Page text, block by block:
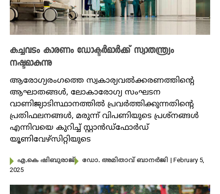
കച്ചവടം കാരണം ഡോക്ടർമാർക്ക് സ്വാതന്ത്ര്യം
നഷ്ടമാകുന്നു
ആരോ​ഗ്യരം​ഗത്തെ സ്വകാര്യവൽക്കരണത്തിന്റെ
ആഘാതങ്ങൾ, ലോകാരോ​ഗ്യ സംഘടന
വാണിജ്യാടിസ്ഥാനത്തിൽ പ്രവർത്തിക്കുന്നതിന്റെ
പ്രതിഫലനങ്ങൾ, മരുന്ന് വിപണിയുടെ പ്രശ്നങ്ങൾ
എന്നിവയെ കുറിച്ച് സ്റ്റാൻഡ്‌ഫോർഡ്
യൂണിവേഴ്‌സിറ്റിയുടെ
എ.കെ ഷിബുരാജ് ഡോ. അമിതാവ് ബാനർജി | February 5,
2025